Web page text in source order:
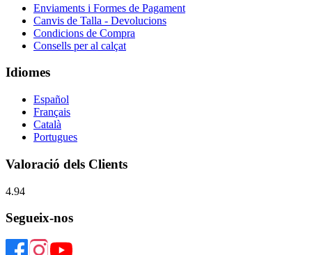
Enviaments i Formes de Pagament
Canvis de Talla - Devolucions
Condicions de Compra
Consells per al calçat
Idiomes
Español
Français
Català
Portugues
Valoració dels Clients
4.94
Segueix-nos